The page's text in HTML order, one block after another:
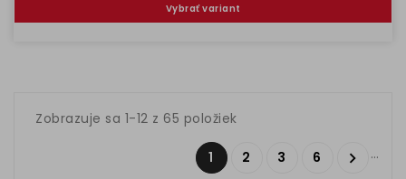
Vybrať variant
Zobrazuje sa 1-12 z 65 položiek
1 2 3 …
6 